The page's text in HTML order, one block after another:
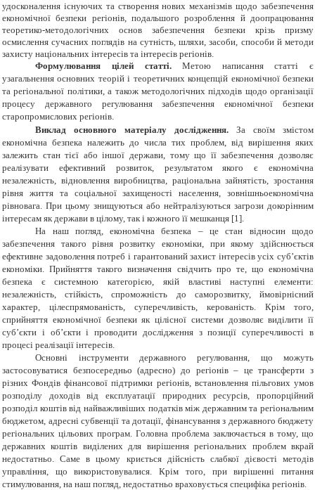
удосконалення існуючих та створення нових механізмів щодо забезпечення
економічної безпеки регіонів, подальшого розроблення й доопрацювання
теоретико-методологічних основ забезпечення безпеки крізь призму
осмислення сучасних поглядів на сутність, шляхи, засоби, способи й методи
захисту національних інтересів та інтересів регіонів.
Формулювання цілей статті.Метою написання статті є
узагальнення основних теорій і теоретичних концепцій економічної безпеки
та регіональної політики, а також методологічних підходів щодо організації
процесу державного регулювання забезпечення економічної безпеки
старопромислових регіонів.
Виклад основного матеріалу дослідження.
За своїм змістом
економічна безпека належить до числа тих проблем, від вирішення яких
залежить стан тієї або іншої держави, тому що її забезпечення дозволяє
реалізувати ефективний розвиток, результатом якого є економічна
незалежність, відновлення виробництва, раціональна зайнятість, зростання
рівня життя та соціальної захищеності населення, зовнішньоекономічна
рівновага. При цьому знищуються або нейтралізуються загрози докорінним
інтересам як держави в цілому, так і кожного її мешканця [1].
На наш погляд, економічна безпека – це стан відносин щодо
забезпечення такого рівня розвитку економіки, при якому здійснюється
ефективне задоволення потреб і гарантований захист інтересів усіх суб’єктів
економіки. Прийняття такого визначення свідчить про те, що економічна
безпека є системною категорією, якій властиві наступні елементи:
незалежність, стійкість, спроможність до саморозвитку, ймовірнісний
характер, цілеспрямованість, суперечливість, керованість. Крім того,
сприйняття економічної безпеки як цілісної системи дозволяє виділити її
суб’єкти і об’єкти і проводити дослідження з позиції суперечливості в
процесі реалізації інтересів.
Основні інструменти державного регулювання, що можуть
застосовуватися безпосередньо (адресно) до регіонів – це трансферти з
різних Фондів фінансової підтримки регіонів, встановлення пільгових умов
розподілу доходів від експлуатації природних ресурсів, пропорційний
розподіл коштів від найважливіших податків між державним та регіональним
бюджетом, адресні субвенції та дотації, фінансування з державного бюджету
регіональних цільових програм. Головна проблема заключається в тому, що
державних коштів виділених для вирішення регіональних проблем вкрай
недостатньо. Саме в цьому криється дійсність слабкої дієвості методів
управління, що використовувалися. Крім того, при вирішенні питання
стимулювання, на наш погляд, недостатньо враховується специфіка регіонів.